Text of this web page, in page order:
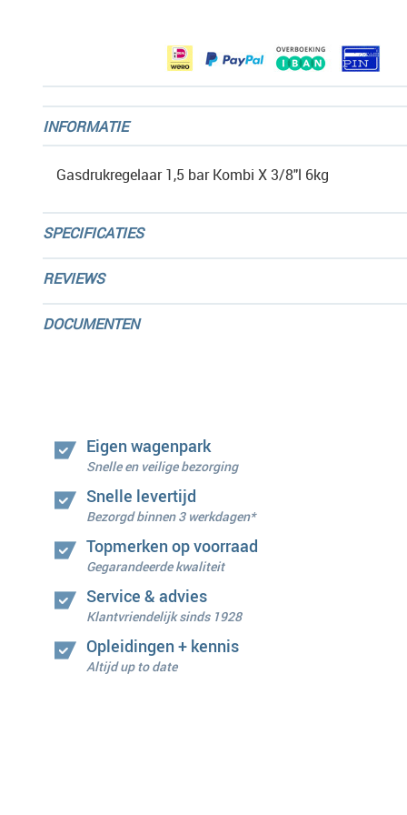
INFORMATIE
Gasdrukregelaar 1,5 bar Kombi X 3/8"l 6kg
SPECIFICATIES
REVIEWS
DOCUMENTEN
Eigen wagenpark
Snelle en veilige bezorging
Snelle levertijd
Bezorgd binnen 3 werkdagen*
Topmerken op voorraad
Gegarandeerde kwaliteit
Service & advies
Klantvriendelijk sinds 1928
Opleidingen + kennis
Altijd up to date